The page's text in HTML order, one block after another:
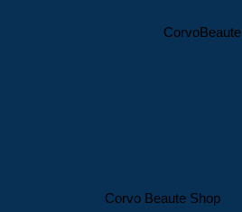
CorvoBeaute
Corvo Beaute Shop